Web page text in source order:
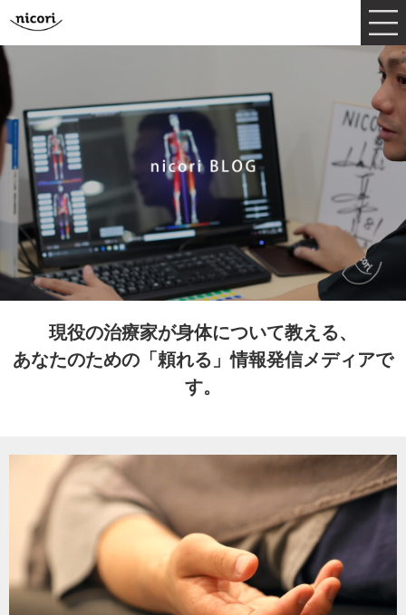
現役の治療家が身体について教える、
あなたのための「頼れる」情報発信メディアで
す。